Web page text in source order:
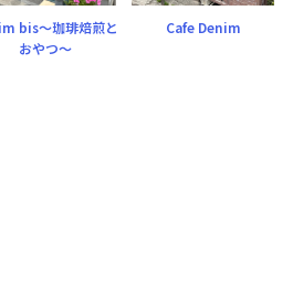
bis〜珈琲焙煎と
おやつ〜
Cafe Denim